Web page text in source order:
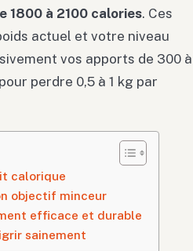
1800 à 2100 calories. Ces
actuel et votre niveau
vos apports de 300 à
perdre 0,5 à 1 kg par
calorique
objectif minceur
efficace et durable
sainement